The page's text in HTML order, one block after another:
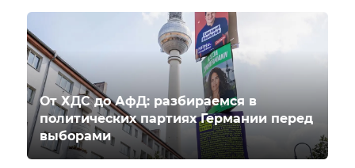
От ХДС до АфД: разбираемся в
политических партиях Германии перед
выборами